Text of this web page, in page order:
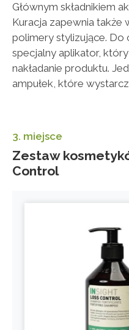
Głównym składnikiem
Kuracja zapewnia także
polimery stylizujące. Do
specjalny aplikator,
nakładanie produktu.
ampułek, które
3. miejsce
Zestaw
Control